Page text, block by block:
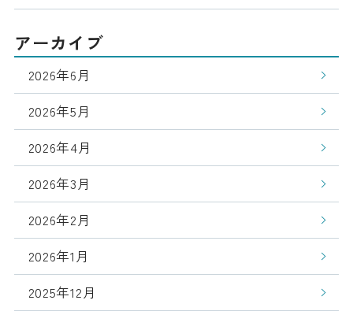
アーカイブ
2026年6月
2026年5月
2026年4月
2026年3月
2026年2月
2026年1月
2025年12月